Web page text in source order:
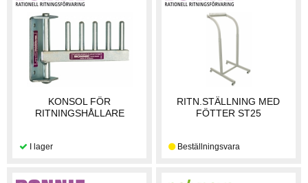
KONSOL FÖR
RITNINGSHÅLLARE
RITN.STÄLLNING MED
FÖTTER ST25